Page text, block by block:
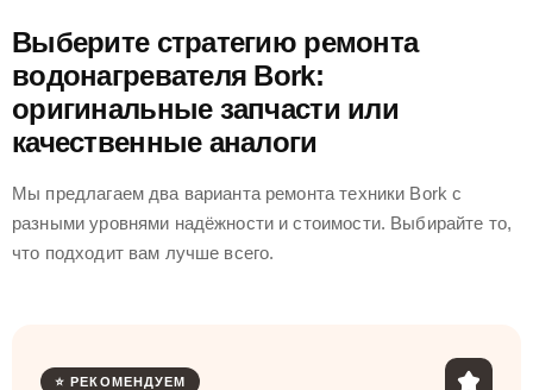
Выберите стратегию ремонта
водонагревателя Bork:
оригинальные запчасти или
качественные аналоги
Мы предлагаем два варианта ремонта техники Bork с
разными уровнями надёжности и стоимости. Выбирайте то,
что подходит вам лучше всего.
⭐ РЕКОМЕНДУЕМ